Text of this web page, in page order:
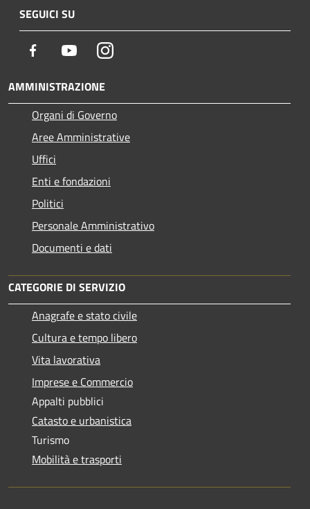
SEGUICI SU
Facebook YoutubeInstagram
AMMINISTRAZIONE
Organi di Governo
Aree Amministrative
Uffici
Enti e fondazioni
Politici
Personale Amministrativo
Documenti e dati
CATEGORIE DI SERVIZIO
Anagrafe e stato civile
Cultura e tempo libero
Vita lavorativa
Imprese e Commercio
Appalti pubblici
Catasto e urbanistica
Turismo
Mobilità e trasporti